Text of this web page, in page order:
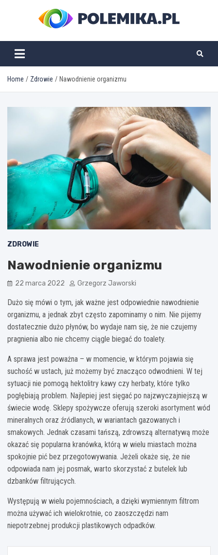
polemika.pl
Home Zdrowie Nawodnienie organizmu
ZDROWIE
Nawodnienie organizmu
22 marca 2022 Grzegorz Jaworski
Dużo się mówi o tym, jak ważne jest odpowiednie nawodnienie
organizmu, a jednak zbyt często zapominamy o nim. Nie pijemy
dostatecznie dużo płynów, bo wydaje nam się, że nie czujemy
pragnienia albo nie chcemy ciągle biegać do toalety.
A sprawa jest poważna – w momencie, w którym pojawia się
suchość w ustach, już możemy być znacząco odwodnieni. W tej
sytuacji nie pomogą hektolitry kawy czy herbaty, które tylko
pogłębiają problem. Najlepiej jest sięgać po najzwyczajniejszą w
świecie wodę. Sklepy spożywcze oferują szeroki asortyment wód
mineralnych oraz źródlanych, w wariantach gazowanych i
smakowych. Jednak czasami tańszą, zdrowszą alternatywą może
okazać się popularna kranówka, którą w wielu miastach można
spokojnie pić bez przegotowywania. Jeżeli okaże się, że nie
odpowiada nam jej posmak, warto skorzystać z butelek lub
dzbanków filtrujących.
Występują w wielu pojemnościach, a dzięki wymiennym filtrom
można używać ich wielokrotnie, co zaoszczędzi nam
niepotrzebnej produkcji plastikowych odpadków.